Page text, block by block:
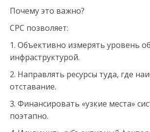
Почему это важно?
СРС позволяет:
1. Объективно измерять уровень
инфраструктурой.
2. Направлять ресурсы туда, где
отставание.
3. Финансировать «узкие места»
поэтапно.